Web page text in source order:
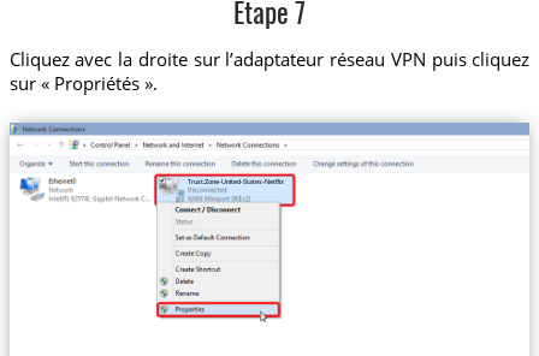
Etape 7
Cliquez avec la droite sur l’adaptateur réseau VPN puis cliquez
sur « Propriétés ».
Trust.Zone-United-States-Netflix